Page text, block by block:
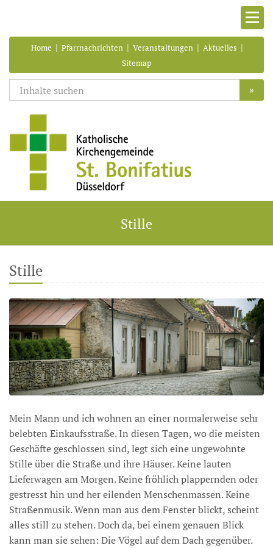
Home | Pfarrnachrichten | Veranstaltungen | Aktuelles |
Sitemap
»
Stille
Stille
Mein Mann und ich wohnen an einer normalerweise sehr
belebten Einkaufsstraße. In diesen Tagen, wo die meisten
Geschäfte geschlossen sind, legt sich eine ungewohnte
Stille über die Straße und ihre Häuser. Keine lauten
Lieferwagen am Morgen. Keine fröhlich plappernden oder
gestresst hin und her eilenden Menschenmassen. Keine
Straßenmusik. Wenn man aus dem Fenster blickt, scheint
alles still zu stehen. Doch da, bei einem genauen Blick
kann man sie sehen: Die Vögel auf dem Dach gegenüber.